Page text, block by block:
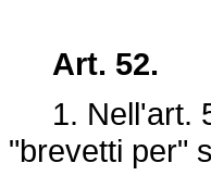
Art. 52.
1. Nell'art.
"brevetti per"